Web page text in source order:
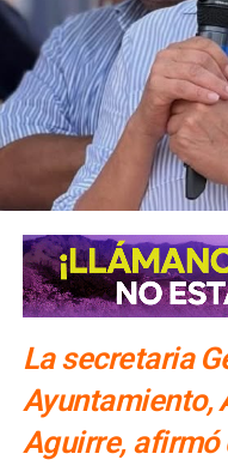
La secretaria
Ayuntamiento,
Aguirre, afirmó